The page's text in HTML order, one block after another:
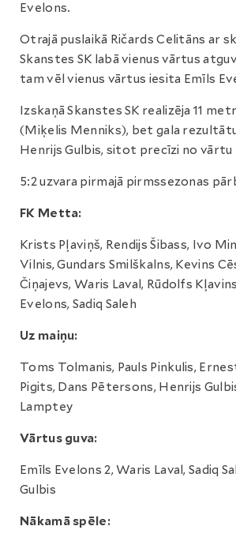
Evelons.
Otrajā puslaikā Ričards Celitāns ar
Skanstes SK labā vienus vārtus
tam vēl vienus vārtus iesita Emīls
Izskaņā Skanstes SK realizēja 11
(Miķelis Menniks), bet gala
Henrijs Gulbis, sitot precīzi no vārtu
5:2 uzvara pirmajā pirmssezonas
FK Metta:
Krists Pļaviņš, Rendijs Šibass, Ivo
Vilnis, Gundars Smilškalns, Kevins
Čiņajevs, Waris Laval, Rūdolfs
Evelons, Sadiq Saleh
Uz maiņu:
Toms Tolmanis, Pauls Pinkulis,
Pigits, Dans Pētersons, Henrijs
Lamptey
Vārtus guva:
Emīls Evelons 2, Waris Laval, Sadiq
Gulbis
Nākamā spēle: